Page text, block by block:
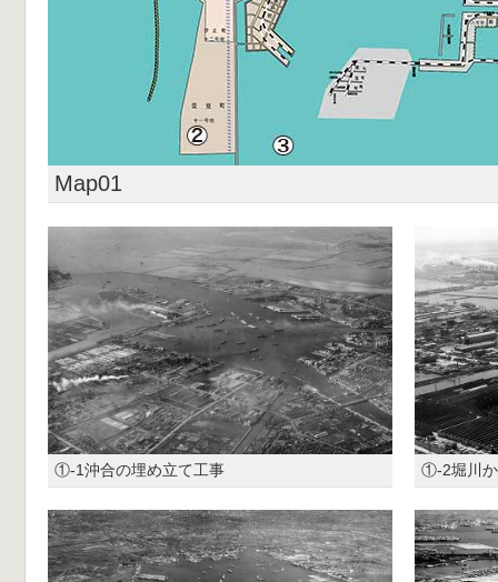
Map01
①-1沖合の埋め立て工事 ①-2堀川か